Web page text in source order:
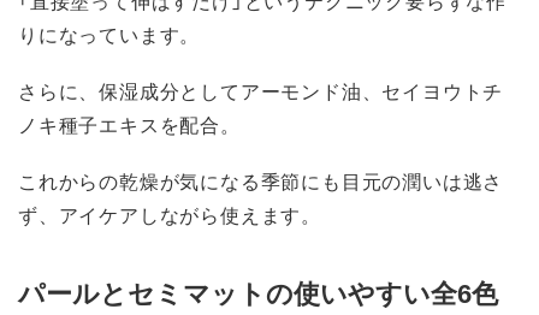
りになっています。
さらに、保湿成分としてアーモンド油、セイヨウトチ
ノキ種子エキスを配合。
これからの乾燥が気になる季節にも目元の潤いは逃さ
ず、アイケアしながら使えます。
パールとセミマットの使いやすい全6色